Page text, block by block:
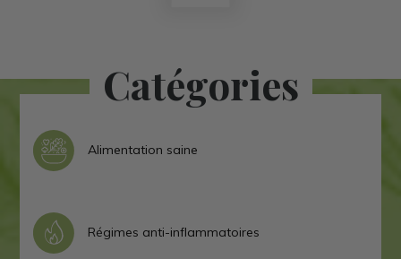
Catégories
Alimentation saine
Régimes anti-inflammatoires